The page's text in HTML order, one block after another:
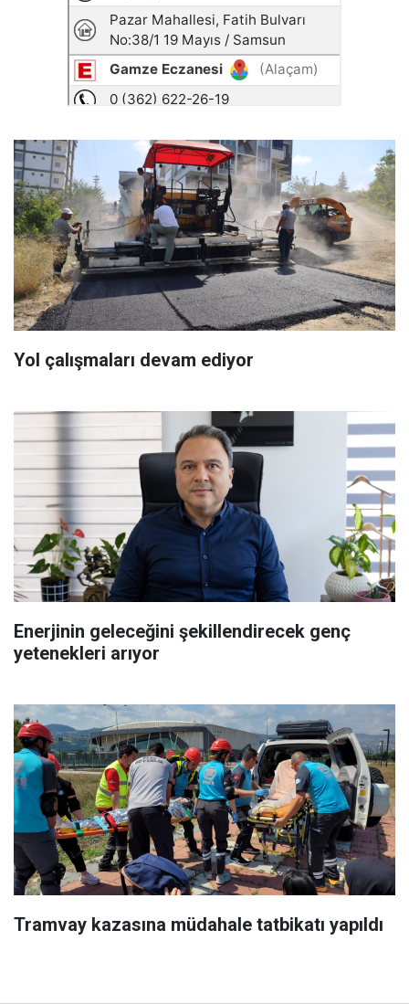
Yol çalışmaları devam ediyor
Enerjinin geleceğini şekillendirecek genç
yetenekleri arıyor
Tramvay kazasına müdahale tatbikatı yapıldı